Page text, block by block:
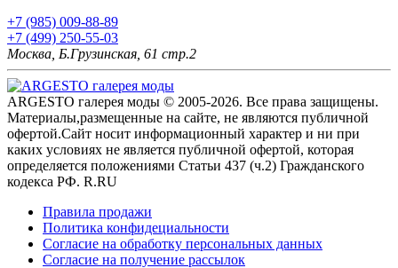
+7 (985) 009-88-89
+7 (499) 250-55-03
Москва, Б.Грузинская, 61 стр.2
ARGESTO галерея моды © 2005-2026. Все права защищены.
Материалы,размещенные на сайте, не являются публичной
офертой.Сайт носит информационный характер и ни при
каких условиях не является публичной офертой, которая
определяется положениями Статьи 437 (ч.2) Гражданского
кодекса РФ. R.RU
Правила продажи
Политика конфидециальности
Согласие на обработку персональных данных
Согласие на получение рассылок